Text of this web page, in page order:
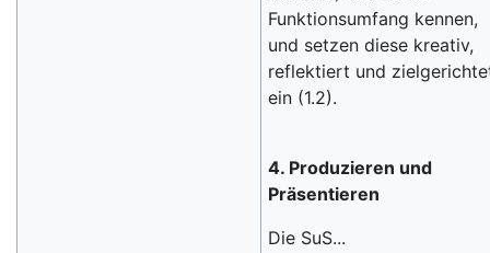
Funktionsumfang kennen,
und setzen diese kreativ,
reflektiert und
ein (1.2).
4. Produzieren und
Präsentieren
Die SuS...